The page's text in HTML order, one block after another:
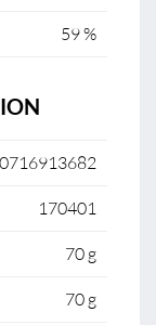
59 %
170401
70 g
70 g